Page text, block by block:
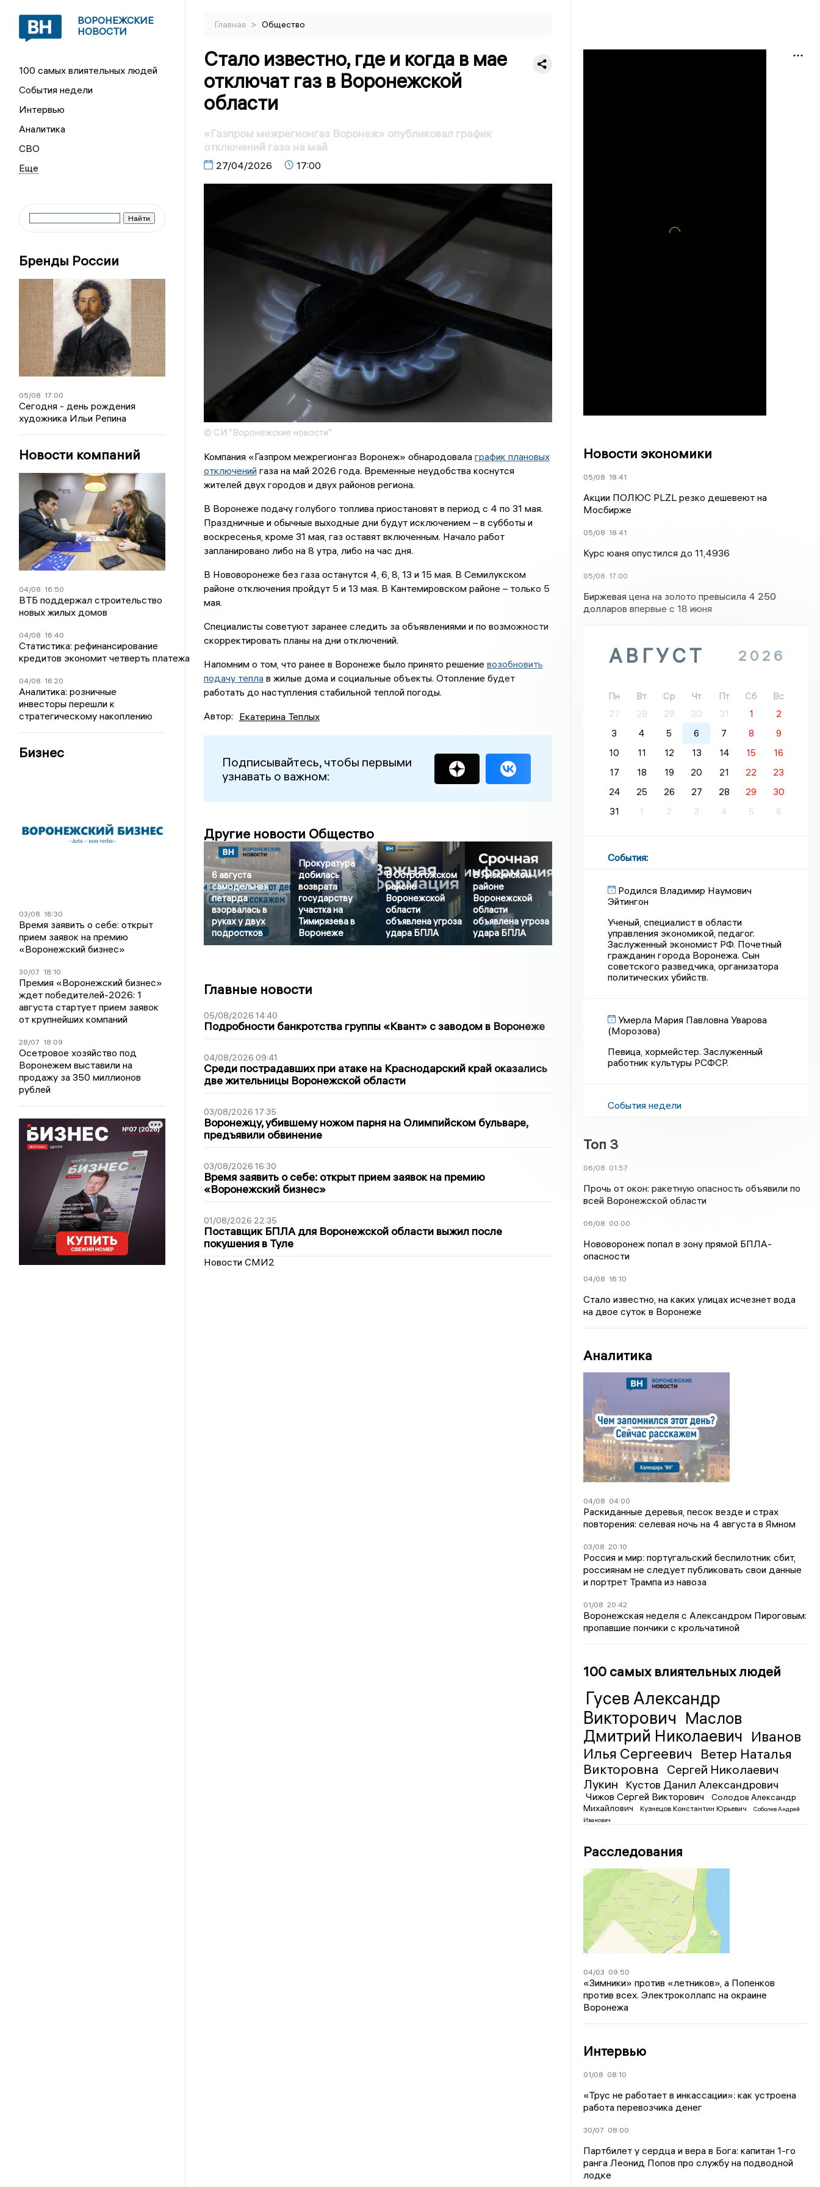
ВОРОНЕЖСКИЕ
НОВОСТИ
100 самых влиятельных людей
События недели
Интервью
Аналитика
СВО
Бренды России
05/08 17:00
Сегодня - день рождения
художника Ильи Репина
Новости компаний
04/08 16:50
ВТБ поддержал строительство
новых жилых домов
04/08 16:40
Статистика: рефинансирование
кредитов экономит четверть платежа
04/08 16:20
Аналитика: розничные
инвесторы перешли к
стратегическому накоплению
Бизнес
03/08 16:30
Время заявить о себе: открыт
прием заявок на премию
«Воронежский бизнес»
30/07 18:10
Премия «Воронежский бизнес»
ждет победителей-2026: 1
августа стартует прием заявок
от крупнейших компаний
28/07 18:09
Осетровое хозяйство под
Воронежем выставили на
продажу за 350 миллионов
рублей
Главная > Общество
Стало известно, где и когда в мае
отключат газ в Воронежской
области
«Газпром межрегионгаз Воронеж» опубликовал график
отключений газа на май
27/04/2026 17:00
© СИ "Воронежские новости"
Компания «Газпром межрегионгаз Воронеж» обнародовала график плановых
отключенийгаза на май 2026 года. Временные неудобства коснутся
жителей двух городов и двух районов региона.
В Воронеже подачу голубого топлива приостановят в период с 4 по 31 мая.
Праздничные и обычные выходные дни будут исключением – в субботы и
воскресенья, кроме 31 мая, газ оставят включенным. Начало работ
запланировано либо на 8 утра, либо на час дня.
В Нововоронеже без газа останутся 4, 6, 8, 13 и 15 мая. В Семилукском
районе отключения пройдут 5 и 13 мая. В Кантемировском районе – только 5
мая.
Специалисты советуют заранее следить за объявлениями и по возможности
скорректировать планы на дни отключений.
Напомним о том, что ранее в Воронеже было принято решение возобновить
подачу теплав жилые дома и социальные объекты. Отопление будет
работать до наступления стабильной теплой погоды.
Автор: Екатерина Теплых
Подписывайтесь, чтобы первыми
узнавать о важном:
Другие новости Общество
6 августа
самодельная
петарда
взорвалась в
руках у двух
подростков
Прокуратура
добилась
возврата
государству
участка на
Тимирязева в
Воронеже
В Острогожском
районе
Воронежской
области
объявлена угроза
удара БПЛА
В Лискинском
районе
Воронежской
области
объявлена угроза
удара БПЛА
Главные новости
05/08/2026 14:40
Подробности банкротства группы «Квант» с заводом в Воронеже
04/08/2026 09:41
Среди пострадавших при атаке на Краснодарский край оказались
две жительницы Воронежской области
03/08/2026 17:35
Воронежцу, убившему ножом парня на Олимпийском бульваре,
предъявили обвинение
03/08/2026 16:30
Время заявить о себе: открыт прием заявок на премию
«Воронежский бизнес»
01/08/2026 22:35
Поставщик БПЛА для Воронежской области выжил после
покушения в Туле
Новости СМИ2
Новости экономики
05/08 18:41
Акции ПОЛЮС PLZL резко дешевеют на
Мосбирже
05/08 18:41
Курс юаня опустился до 11,4936
05/08 17:00
Биржевая цена на золото превысила 4 250
долларов впервые с 18 июня
АВГУСТ 2026
Пн Вт Ср Чт Пт Сб
Вс
27
28 29 30 31 1
2
3
4 5 6 7 8
9
10
11 12 13 14 15
16
17
18 19 20 21 22
23
24
25 26 27 28 29
30
31
1 2 3 4 5 6
События:
Родился Владимир Наумович
Эйтингон
Ученый, специалист в области
управления экономикой, педагог.
Заслуженный экономист РФ. Почетный
гражданин города Воронежа. Сын
советского разведчика, организатора
политических убийств.
Умерла Мария Павловна Уварова
(Морозова)
Певица, хормейстер. Заслуженный
работник культуры РСФСР.
События недели
Топ 3
06/08 01:57
Прочь от окон: ракетную опасность объявили по
всей Воронежской области
06/08 00:00
Нововоронеж попал в зону прямой БПЛА-
опасности
04/08 16:10
Стало известно, на каких улицах исчезнет вода
на двое суток в Воронеже
Аналитика
04/08 04:00
Раскиданные деревья, песок везде и страх
повторения: селевая ночь на 4 августа в Ямном
03/08 20:10
Россия и мир: португальский беспилотник сбит,
россиянам не следует публиковать свои данные
и портрет Трампа из навоза
01/08 20:42
Воронежская неделя с Александром Пироговым:
пропавшие пончики с крольчатиной
100 самых влиятельных людей
Гусев Александр
Викторович Маслов
Дмитрий Николаевич Иванов
Илья Сергеевич
Ветер Наталья
Викторовна
Сергей Николаевич
Лукин
Кустов Данил Александрович
Чижов Сергей Викторович
Солодов Александр
Михайлович
Кузнецов Константин Юрьевич
Соболев Андрей
Иванович
Расследования
04/03 09:50
«Зимники» против «летников», а Попенков
против всех. Электроколлапс на окраине
Воронежа
Интервью
01/08 08:10
«Трус не работает в инкассации»: как устроена
работа перевозчика денег
30/07 08:00
Партбилет у сердца и вера в Бога: капитан 1-го
ранга Леонид Попов про службу на подводной
лодке